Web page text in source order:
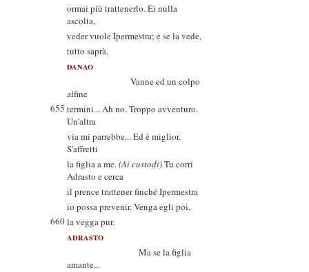
ormai più trattenerlo. Ei nulla
ascolta,
veder vuole Ipermestra; e se la vede,
tutto saprà.
DANAO
Vanne ed un colpo
alfine
655 termini... Ah no. Troppo avventuro.
Un'altra
via mi parrebbe... Ed è miglior.
S'affretti
la figlia a me.(Ai custodi)Tu corri
Adrasto e cerca
il prence trattener finché Ipermestra
io possa prevenir. Venga egli poi,
660la vegga pur.
ADRASTO
Ma se la figlia
amante...